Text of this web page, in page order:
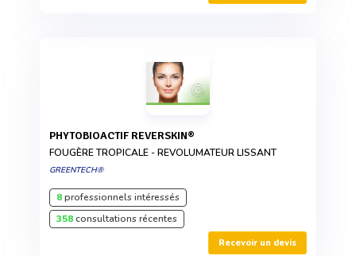
PHYTOBIOACTIF REVERSKIN®
FOUGÈRE TROPICALE - REVOLUMATEUR LISSANT
GREENTECH®
8professionnels intéressés
358consultations récentes
Recevoir un devis